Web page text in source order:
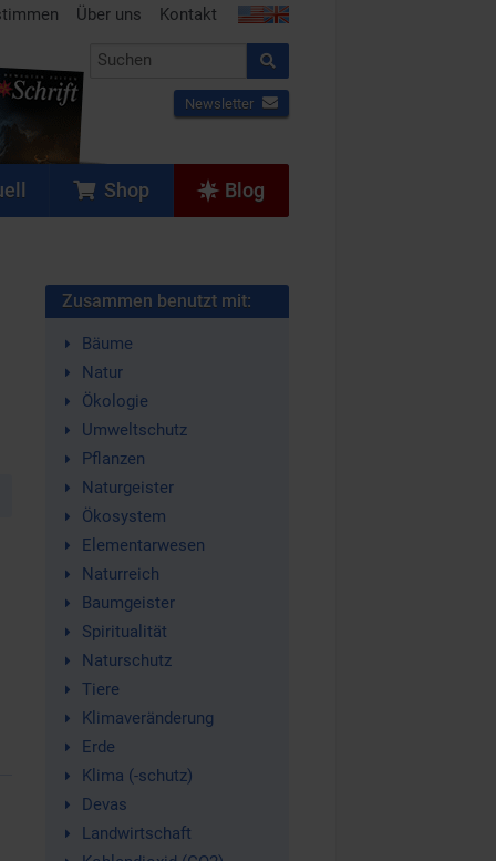
Über uns Kontakt
Newsletter
Shop Blog
Zusammen benutzt mit:
Bäume
Natur
Ökologie
Umweltschutz
Pflanzen
Naturgeister
Ökosystem
Elementarwesen
Naturreich
Baumgeister
Spiritualität
Naturschutz
Tiere
Klimaveränderung
Erde
Klima (-schutz)
Devas
Landwirtschaft